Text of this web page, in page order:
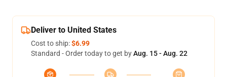
Deliver to United States
Cost to ship:$6.99
Standard - Order today to get byAug. 15 - Aug. 22